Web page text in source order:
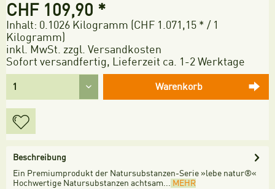
CHF 109,90 *
Inhalt: 0.1026 Kilogramm (CHF 1.071,15 * / 1
Kilogramm)
inkl. MwSt. zzgl. Versandkosten
Sofort versandfertig, Lieferzeit ca. 1-2 Werktage
Warenkorb
Beschreibung
Ein Premiumprodukt der Natursubstanzen-Serie »lebe natur®«
Hochwertige Natursubstanzen achtsam... MEHR